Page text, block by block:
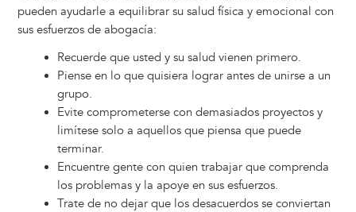
pueden ayudarle a equilibrar su salud física y emocional con
sus esfuerzos de abogacía:
Recuerde que usted y su salud vienen primero.
Piense en lo que quisiera lograr antes de unirse a un
grupo.
Evite comprometerse con demasiados proyectos y
limítese solo a aquellos que piensa que puede
terminar.
Encuentre gente con quien trabajar que comprenda
los problemas y la apoye en sus esfuerzos.
Trate de no dejar que los desacuerdos se conviertan